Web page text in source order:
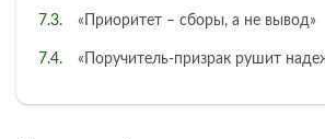
«Приоритет – сборы, а не вывод»
«Поручитель-призрак рушит